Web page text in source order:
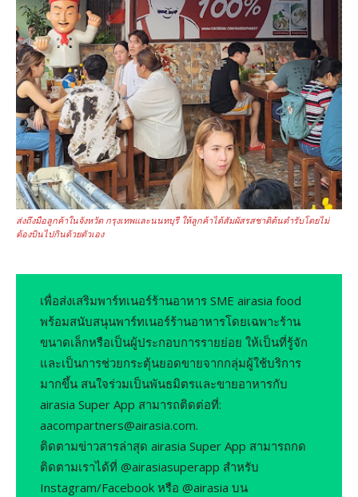
ส่งถึงมือลูกค้าในจังหวัด กรุงเทพและนนทบุรี ให้ลูกค้าได้สัมผัสรสชาติต้นตำรับโดยไม่
ต้องบินไปกินด้วยตัวเอง
เพื่อส่งเสริมพาร์ทเนอร์ร้านอาหาร SME airasia food
พร้อมสนับสนุนพาร์ทเนอร์ร้านอาหารโดยเฉพาะร้าน
ขนาดเล็กหรือเป็นผู้ประกอบการรายย่อย ให้เป็นที่รู้จัก
และเป็นการช่วยกระตุ้นยอดขายจากกลุ่มผู้ใช้บริการ
มากขึ้น สนใจร่วมเป็นพันธมิตรและขายอาหารกับ
airasia Super App สามารถติดต่อที่:
aacompartners@airasia.com.
ติดตามข่าวสารล่าสุด airasia Super App สามารถกด
ติดตามเราได้ที่ @airasiasuperapp สำหรับ
Instagram/Facebook หรือ @airasia บน